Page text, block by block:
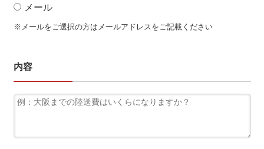
メール
※メールをご選択の方はメールアドレスをご記載ください
内容